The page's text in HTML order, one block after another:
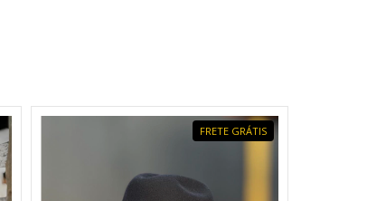
FRETE GRÁTIS